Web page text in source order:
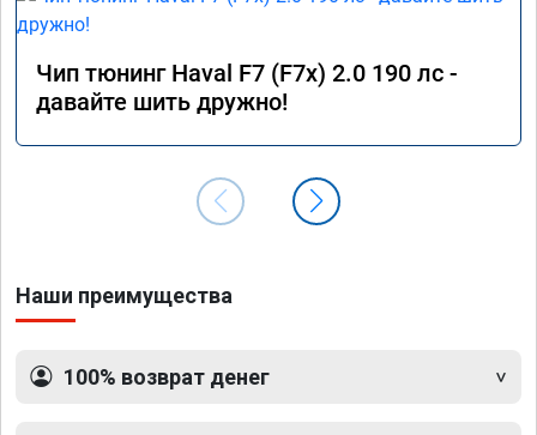
Чип тюнинг Haval F7 (F7x) 2.0 190 лс -
давайте шить дружно!
Наши преимущества
100% возврат денег